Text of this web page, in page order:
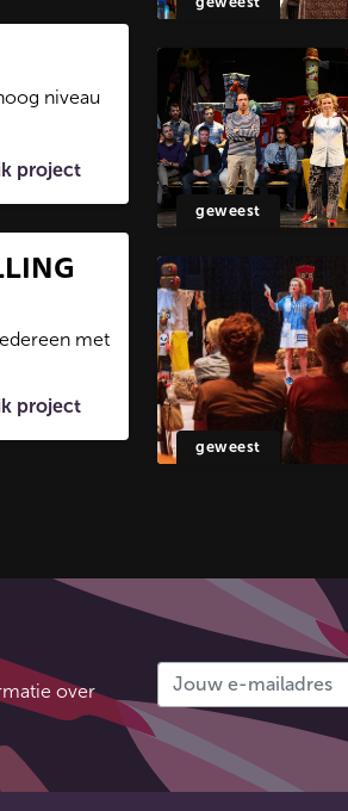
niveau
project
geweest
met
project
geweest
over